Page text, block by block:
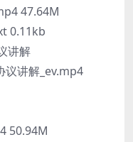
47.64M
0.11kb
讲解
讲解_ev.mp4
50.94M